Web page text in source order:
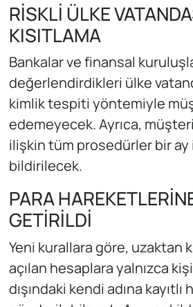
RİSKLİ ÜLKE
KISITLAMA
Bankalar ve finansal
değerlendirdikleri ülke
kimlik tespiti yöntemiyle
edemeyecek. Ayrıca,
ilişkin tüm prosedürler bir ay
bildirilecek.
PARA
GETİRİLDİ
Yeni kurallara göre, uzaktan
açılan hesaplara yalnızca
dışındaki kendi adına